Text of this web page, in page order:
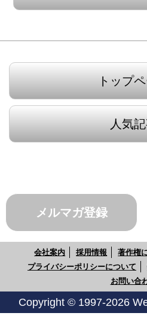
トップ
人気
メルマガ登録
会社案内 採用情報 著作権
プライバシーポリシーについて
お問い合
Copyright © 1997-2026